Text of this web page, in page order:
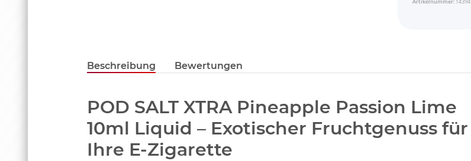
Beschreibung Bewertungen
POD SALT XTRA Pineapple Passion Lime
10ml Liquid – Exotischer Fruchtgenuss für
Ihre E-Zigarette